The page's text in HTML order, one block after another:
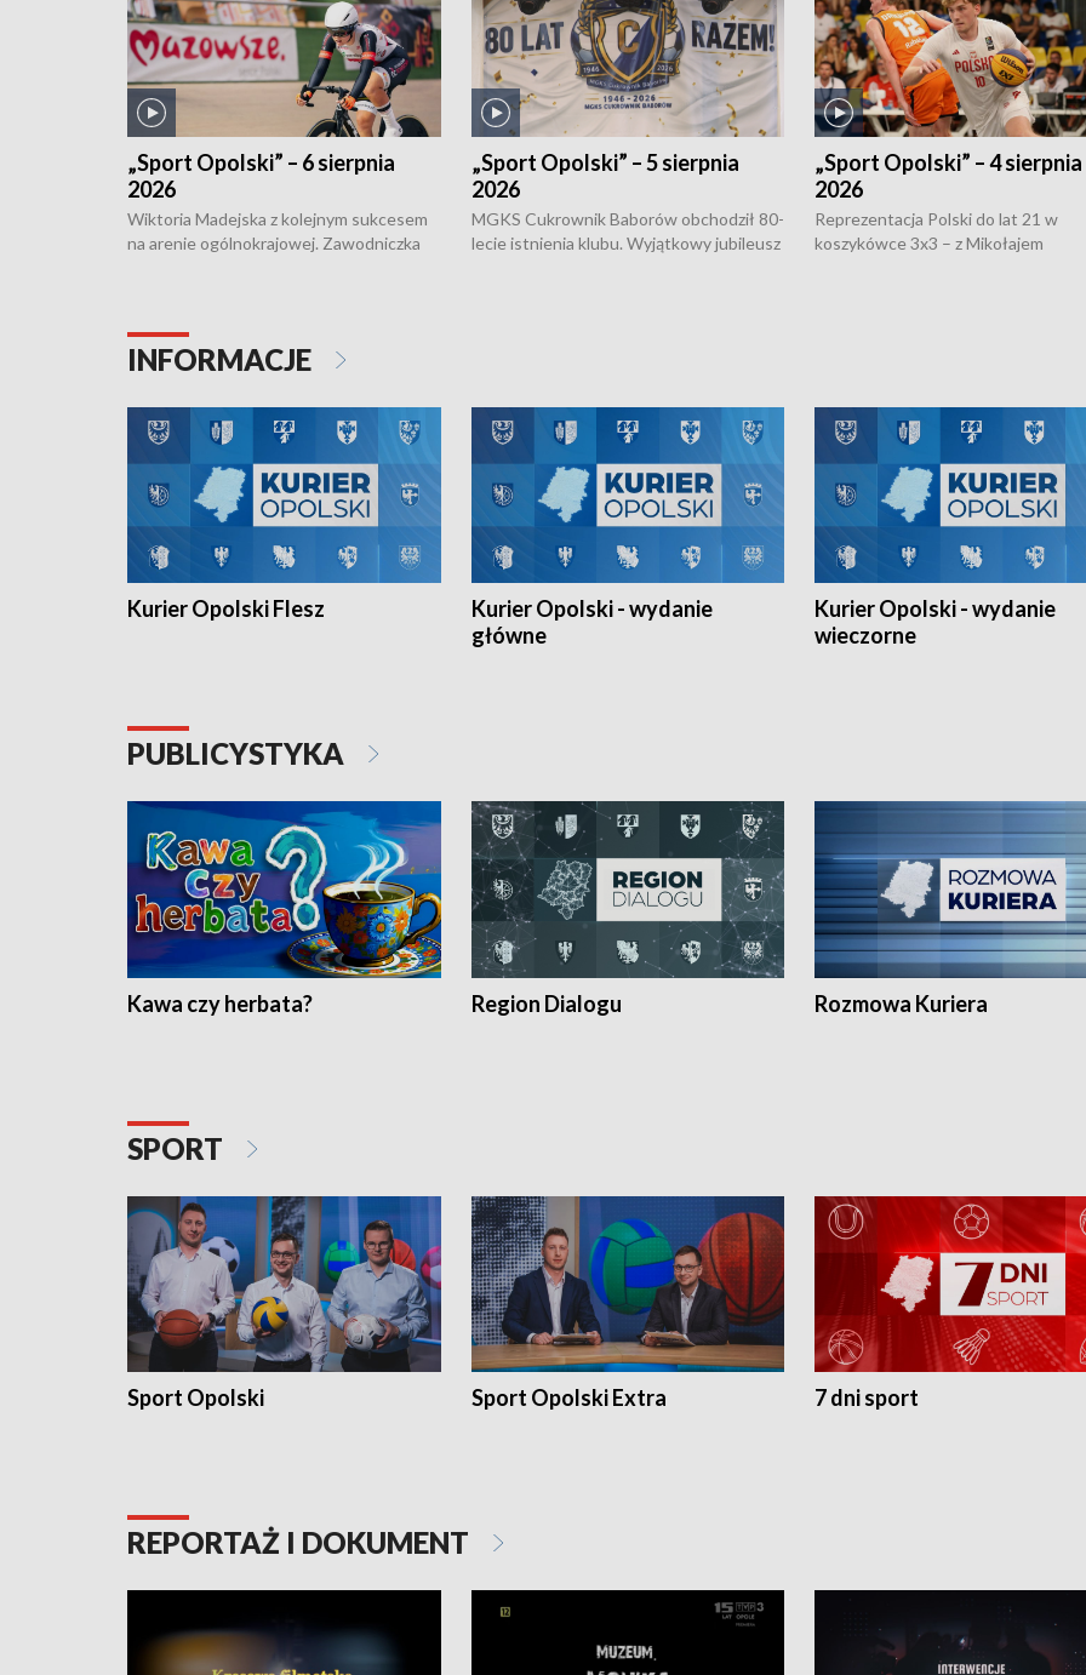
„Sport Opolski” – 6 sierpnia
2026
Wiktoria Madejska z kolejnym sukcesem
na arenie ogólnokrajowej. Zawodniczka
torowym.
„Sport Opolski” – 5 sierpnia
2026
MGKS Cukrownik Baborów obchodził 80-
lecie istnienia klubu. Wyjątkowy jubileusz
„Sport Opolski” – 4 sierpnia
2026
Reprezentacja Polski do lat 21 w
koszykówce 3x3 – z Mikołajem
INFORMACJE
Kurier Opolski Flesz
Kurier Opolski - wydanie
główne
Kurier Opolski - wydanie
wieczorne
PUBLICYSTYKA
Kawa czy herbata? Region Dialogu Rozmowa Kuriera
SPORT
Sport Opolski Sport Opolski Extra 7 dni sport
REPORTAŻ I DOKUMENT